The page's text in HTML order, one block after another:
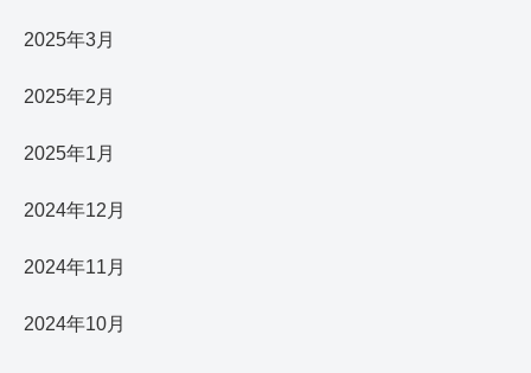
2025年3月
2025年2月
2025年1月
2024年12月
2024年11月
2024年10月